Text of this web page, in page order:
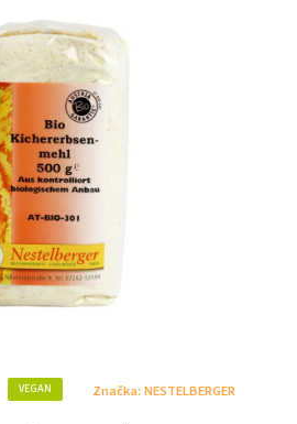
VEGAN Značka: NESTELBERGER